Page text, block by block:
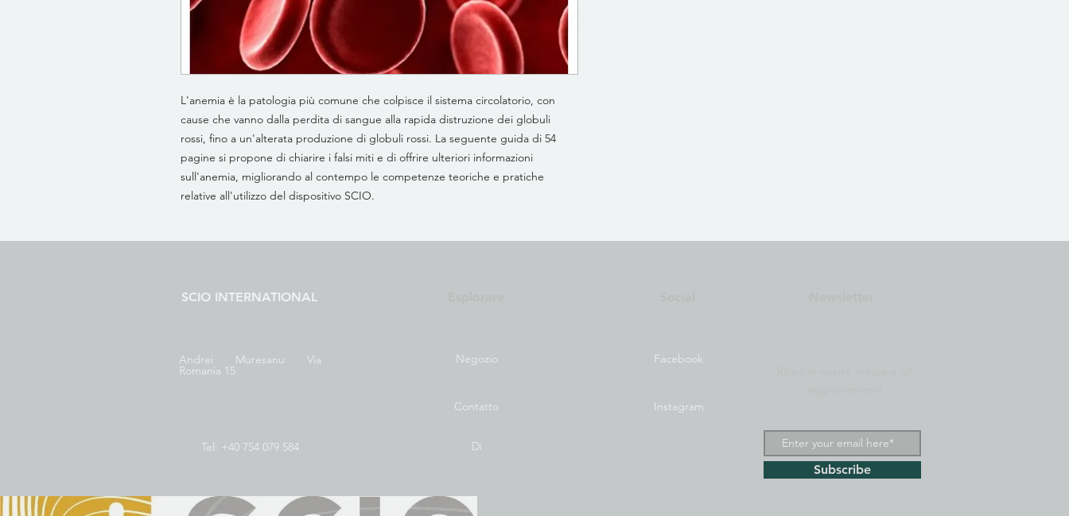
L'anemia è la patologia più comune che colpisce il sistema circolatorio, con
cause che vanno dalla perdita di sangue alla rapida distruzione dei globuli
rossi, fino a un'alterata produzione di globuli rossi. La seguente guida di 54
pagine si propone di chiarire i falsi miti e di offrire ulteriori informazioni
sull'anemia, migliorando al contempo le competenze teoriche e pratiche
relative all'utilizzo del dispositivo SCIO.
SCIO INTERNATIONAL
Andrei Muresanu Via
Romania 15
Tel: +40 754 079 584
Negozio
Contatto
Di
Facebook
Instagram
Subscribe